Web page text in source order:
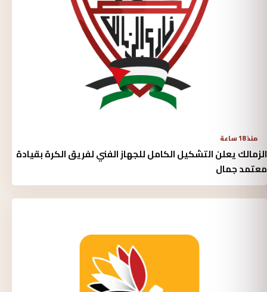
منذ 18 ساعة
الزمالك يعلن التشكيل الكامل للجهاز الفني لفريق الكرة بقيادة
معتمد جمال